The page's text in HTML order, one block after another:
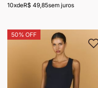
10xdeR$ 49,85sem juros
50% OFF